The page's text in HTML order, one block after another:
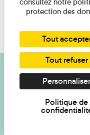
Je
protection des
Tout
Tout refuser
Personnaliser
Politique de